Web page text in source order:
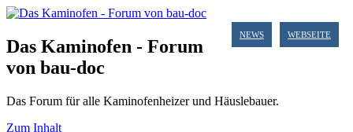
WEBSEITE
NEWS
Das Kaminofen - Forum
von bau-doc
Das Forum für alle Kaminofenheizer und Häuslebauer.
Zum Inhalt